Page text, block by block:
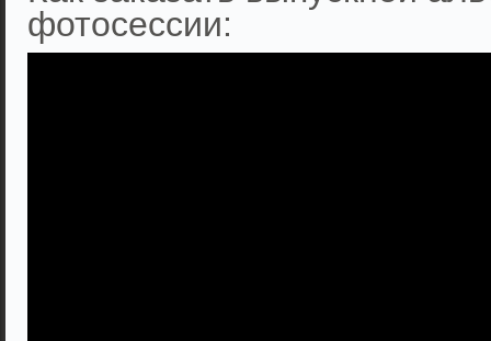
фотосессии: